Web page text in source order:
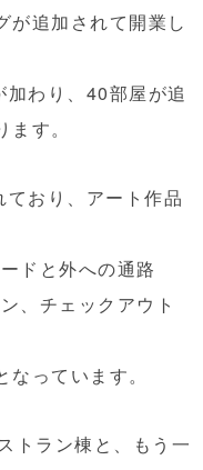
が追加されて開業し
わり、40部屋が追
す。
おり、アート作品
ドと外への通路
、チェックアウト
っています。
トラン棟と、もう一